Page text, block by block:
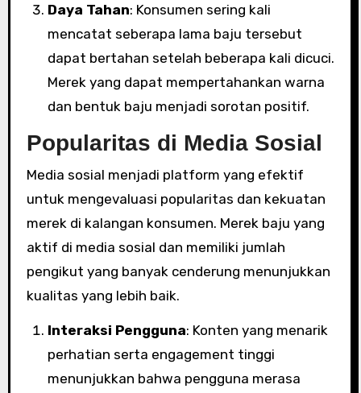
Daya Tahan: Konsumen sering kali
mencatat seberapa lama baju tersebut
dapat bertahan setelah beberapa kali dicuci.
Merek yang dapat mempertahankan warna
dan bentuk baju menjadi sorotan positif.
Popularitas di Media Sosial
Media sosial menjadi platform yang efektif
untuk mengevaluasi popularitas dan kekuatan
merek di kalangan konsumen. Merek baju yang
aktif di media sosial dan memiliki jumlah
pengikut yang banyak cenderung menunjukkan
kualitas yang lebih baik.
Interaksi Pengguna: Konten yang menarik
perhatian serta engagement tinggi
menunjukkan bahwa pengguna merasa